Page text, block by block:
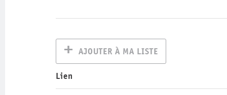
AJOUTER À MA LISTE
Lien